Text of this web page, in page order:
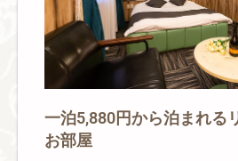
一泊5,880円から泊まれる
お部屋